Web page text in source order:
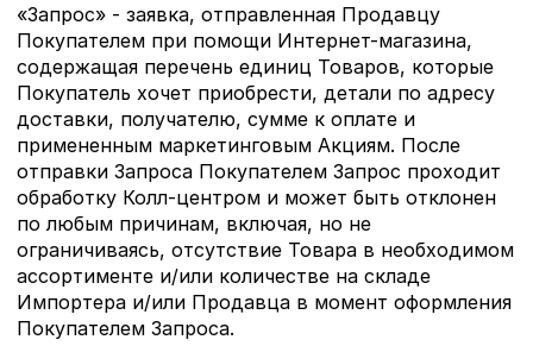
«Запрос» - заявка, отправленная Продавцу
Покупателем при помощи Интернет-магазина,
содержащая перечень единиц Товаров, которые
Покупатель хочет приобрести, детали по адресу
доставки, получателю, сумме к оплате и
примененным маркетинговым Акциям. После
отправки Запроса Покупателем Запрос проходит
обработку Колл-центром и может быть отклонен
по любым причинам, включая, но не
ограничиваясь, отсутствие Товара в необходимом
ассортименте и/или количестве на складе
Импортера и/или Продавца в момент оформления
Покупателем Запроса.